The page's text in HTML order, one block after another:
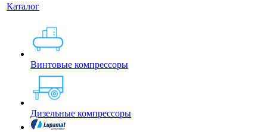
Каталог
Винтовые компрессоры
Дизельные компрессоры